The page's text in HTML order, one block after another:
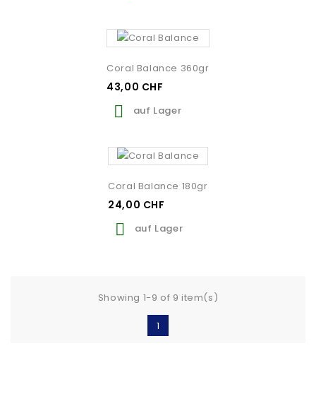
Coral Balance 360gr
43,00 CHF
 auf Lager
Coral Balance 180gr
24,00 CHF
 auf Lager
Showing 1-9 of 9 item(s)
1